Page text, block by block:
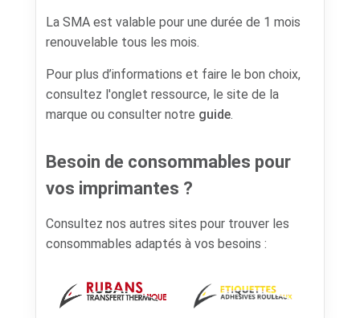
La SMA est valable pour une durée de 1 mois
renouvelable tous les mois.
Pour plus d’informations et faire le bon choix,
consultez l'onglet ressource, le site de la
marque ou consulter notre guide.
Besoin de consommables pour
vos imprimantes ?
Consultez nos autres sites pour trouver les
consommables adaptés à vos besoins :